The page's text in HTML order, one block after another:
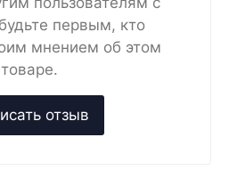
первым, кто
мнением об этом
товаре.